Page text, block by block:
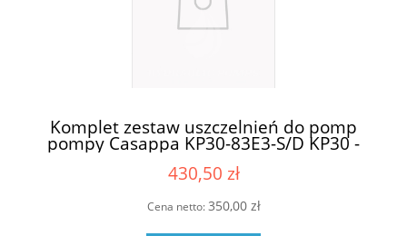
Komplet zestaw uszczelnień do pomp
pompy Casappa KP30-83E3-S/D KP30 -
430,50 zł
Cena netto:350,00 zł